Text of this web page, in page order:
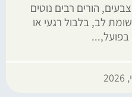
הורים רבים נוטים
לב, בלבול רגעי או
בפועל,...